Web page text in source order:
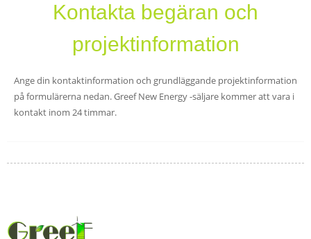
Kontakta begäran och
projektinformation
Ange din kontaktinformation och grundläggande projektinformation
på formulärerna nedan. Greef New Energy -säljare kommer att vara i
kontakt inom 24 timmar.